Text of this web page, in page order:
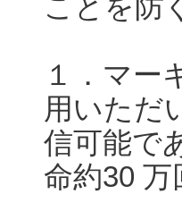
ことを防
１．マー
用いただ
信可能で
命約30